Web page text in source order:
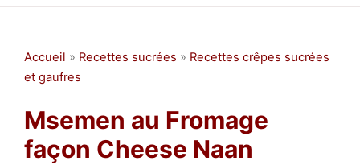
Accueil » Recettes sucrées » Recettes crêpes sucrées
et gaufres
Msemen au Fromage
façon Cheese Naan